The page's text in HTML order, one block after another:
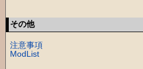
その他
注意事項
ModList